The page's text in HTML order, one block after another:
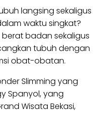
langsing sekaligus
waktu singkat?
badan sekaligus
tubuh dengan
obat-obatan.
Slimming yang
Spanyol, yang
Wisata Bekasi,